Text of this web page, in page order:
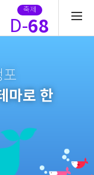
축제
D-68
마로 한